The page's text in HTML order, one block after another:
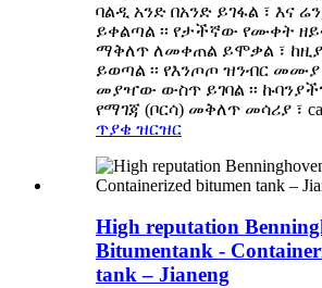
ባልዲ አንድ በአንድ ይገፋል ፣ እና
ይቀልጣል ፡፡ የታችኛው የሙቀት
ማቅለጥ ለመቀጠል ይሞቃል ፣
ይወጣል ፡፡ የእንጦጦ ዝንብር
መያዣው ውስጥ ይገባል ፡፡
የማገጃ (ቦርሳ) መቅለጥ መሳሪያ ፣
ጥያቄ ዝርዝር
High reputation
Bitumentank -
tank – Jianeng